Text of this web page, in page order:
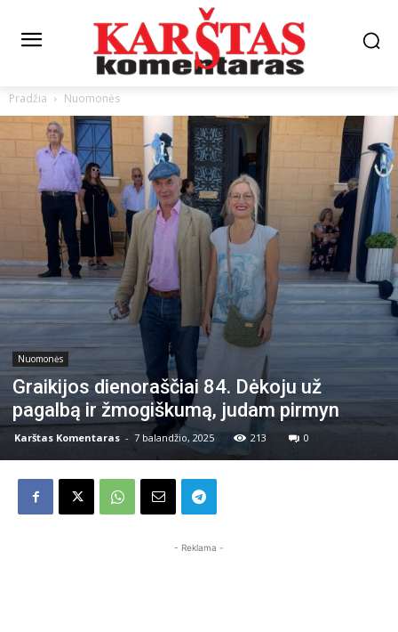
Pradžia Nuomonės
Nuomonės
Graikijos dienoraščiai 84. Dėkoju už
pagalbą ir žmogiškumą, judam pirmyn
Karštas Komentaras - 7 balandžio, 2025 213 0
- Reklama -